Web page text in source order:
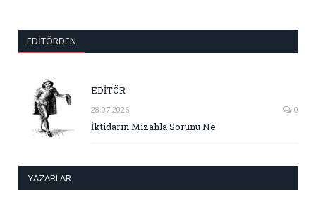
EDITÖRDEN
EDİTÖR
28.07.2026 0
İktidarın Mizahla Sorunu Ne
YAZARLAR